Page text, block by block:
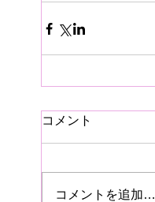
コメント
コメントを追加…